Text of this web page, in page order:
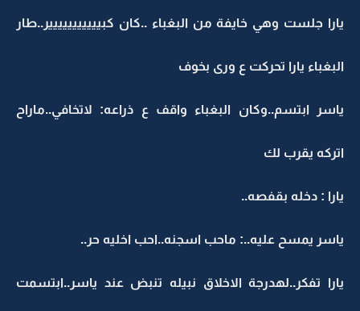
يارا جلست وهي خايفة من البغباء ..كان كبييييييييييير..طار
البغباء يارا تحركت ع ورى بخوف
ياسر ابتسم..وكان البغباء واقف ع ذراعه: لاتخافي..ماراح
اتركه يقرب لك
يارا : دخله بقفصه..
ياسر يمسح عليه..: ماحب اسجنه..احب اخليه حر..
يارا تفكر..لهدرجة الاخلاق نبيله تنبض عند ياسر..ابتسمت